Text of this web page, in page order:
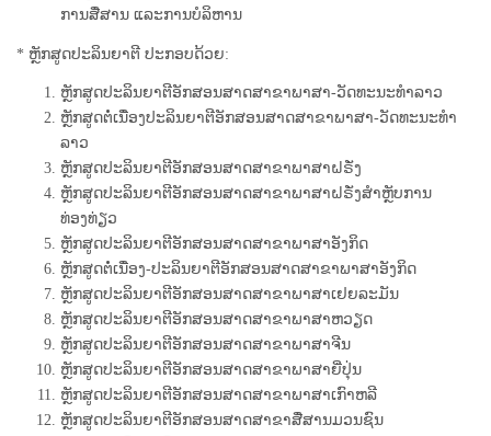
ການສື່ສານ ແລະການບໍລິຫານ
* ຫຼັກສູດປະລິນຍາຕີ ປະກອບດ້ວຍ:
ຫຼັກສູດປະລິນຍາຕີອັກສອນສາດສາຂາພາສາ-ວັດທະນະທຳລາວ
ຫຼັກສູດຕໍ່ເນື່ອງປະລິນຍາຕີອັກສອນສາດສາຂາພາສາ-ວັດທະນະທຳ
ລາວ
ຫຼັກສູດປະລິນຍາຕີອັກສອນສາດສາຂາພາສາຝຣັ່ງ
ຫຼັກສູດປະລິນຍາຕີອັກສອນສາດສາຂາພາສາຝຣັ່ງສໍາຫຼັບການ
ທ່ອງທ່ຽວ
ຫຼັກສູດປະລິນຍາຕີອັກສອນສາດສາຂາພາສາອັງກິດ
ຫຼັກສູດຕໍ່ເນື່ອງ-ປະລິນຍາຕີອັກສອນສາດສາຂາພາສາອັງກິດ
ຫຼັກສູດປະລິນຍາຕີອັກສອນສາດສາຂາພາສາເຢຍລະມັນ
ຫຼັກສູດປະລິນຍາຕີອັກສອນສາດສາຂາພາສາຫວຽດ
ຫຼັກສູດປະລິນຍາຕີອັກສອນສາດສາຂາພາສາຈີນ
ຫຼັກສູດປະລິນຍາຕີອັກສອນສາດສາຂາພາສາຍີ່ປຸ່ນ
ຫຼັກສູດປະລິນຍາຕີອັກສອນສາດສາຂາພາສາເກົາຫລີ
ຫຼັກສູດປະລິນຍາຕີອັກສອນສາດສາຂາສື່ສານມວນຊົນ